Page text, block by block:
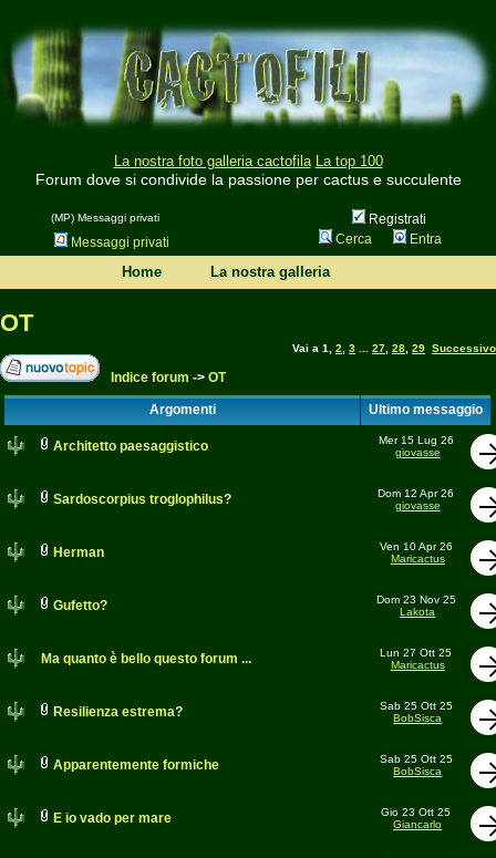
La nostra foto galleria cactofila La top 100
Forum dove si condivide la passione per cactus e succulente
(MP) Messaggi privati
Registrati
Messaggi privati
Cerca Entra
Home La nostra galleria
OT
Vai a 1 2 3 27 28 29 Successivo
Indice forum -> OT
Argomenti Ultimo messaggio
Architetto paesaggistico
Mer 15 Lug 26
giovasse
Sardoscorpius troglophilus?
Dom 12 Apr 26
giovasse
Herman
Ven 10 Apr 26
Maricactus
Gufetto?
Dom 23 Nov 25
Lakota
Ma quanto è bello questo forum ...
Lun 27 Ott 25
Maricactus
Resilienza estrema?
Sab 25 Ott 25
BobSisca
Apparentemente formiche
Sab 25 Ott 25
BobSisca
E io vado per mare
Gio 23 Ott 25
Giancarlo